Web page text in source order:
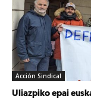
Acción Sindical
Uliazpiko epai